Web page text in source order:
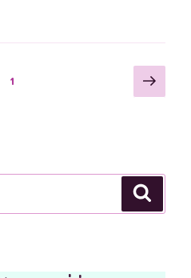
1 Next
page